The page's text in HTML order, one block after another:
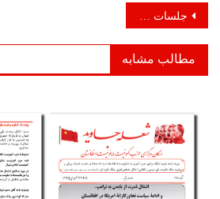
راهبری
نوشته
جلسات عمومي واحدهاي تشكيلاتي منطقه‌یی و واحدهای پایه‌یی
مطالب مشابه